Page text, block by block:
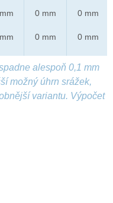
0 mm
0 mm
0 mm
0 mm
alespoň 0,1 mm
možný úhrn srážek,
variantu. Výpočet